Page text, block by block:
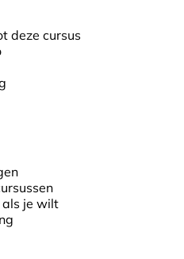
deze cursus
als je wilt